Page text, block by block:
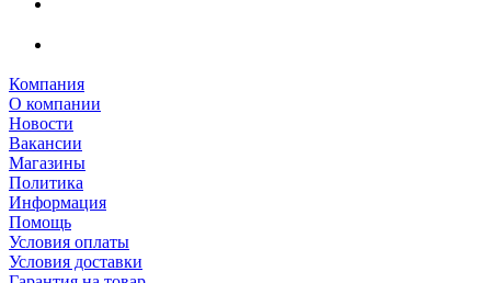
Компания
О компании
Новости
Вакансии
Магазины
Политика
Информация
Помощь
Условия оплаты
Условия доставки